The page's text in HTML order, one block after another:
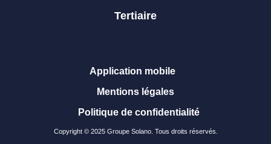
Tertiaire
Copyright © 2025 Groupe Solano. Tous droits réservés.
Application mobile
Mentions légales
Politique de confidentialité